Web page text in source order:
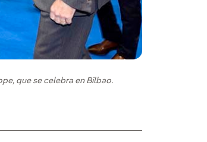
que se celebra en Bilbao.